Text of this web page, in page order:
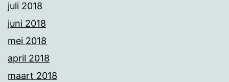
juli 2018
juni 2018
mei 2018
april 2018
maart 2018